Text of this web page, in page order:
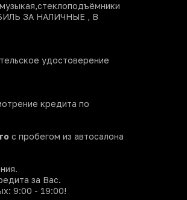
ЗА НАЛИЧНЫE , B
удостоверение
кредита по
с пробегом из автосалона
за Вас.
9:00 - 19:00!